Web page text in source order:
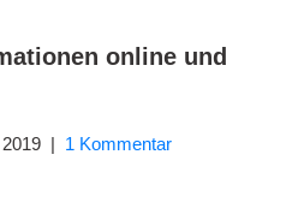
online und
1 Kommentar